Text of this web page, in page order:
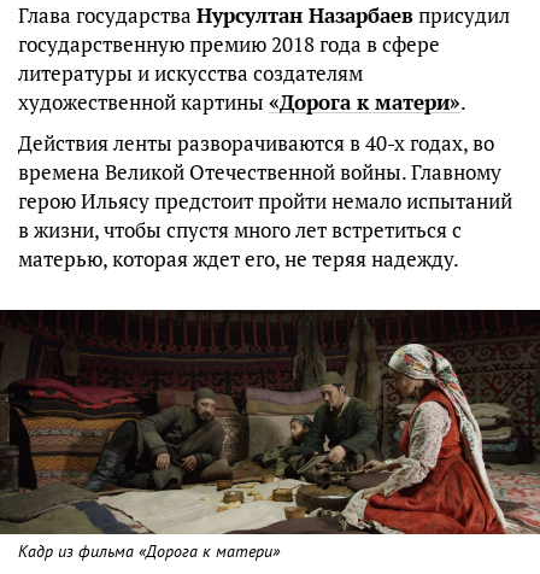
Глава государства Нурсултан Назарбаевприсудил
государственную премию 2018 года в сфере
литературы и искусства создателям
художественной картины «Дорога к матери».
Действия ленты разворачиваются в 40-х годах, во
времена Великой Отечественной войны. Главному
герою Ильясу предстоит пройти немало испытаний
в жизни, чтобы спустя много лет встретиться с
матерью, которая ждет его, не теряя надежду.
Кадр из фильма «Дорога к матери»